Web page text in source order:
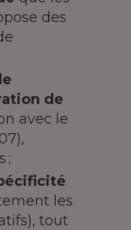
des
de
avec le
;
les
tout